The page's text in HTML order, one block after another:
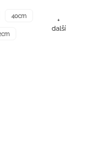
40cm
+
další